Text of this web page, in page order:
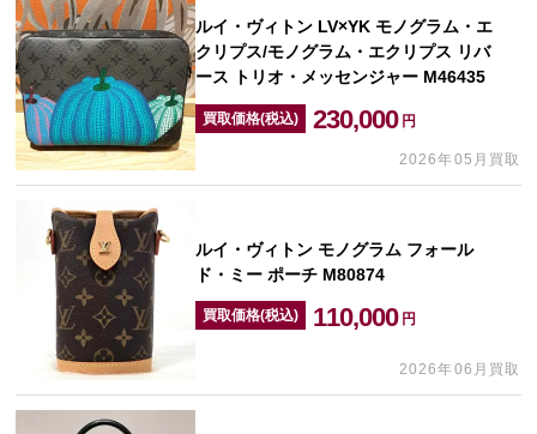
ルイ・ヴィトン LV×YK モノグラム・エ
クリプス/モノグラム・エクリプス リバ
ース トリオ・メッセンジャー M46435
買取価格(税込) 230,000 円
2026年05月買取
ルイ・ヴィトン モノグラム フォール
ド・ミー ポーチ M80874
買取価格(税込) 110,000 円
2026年06月買取